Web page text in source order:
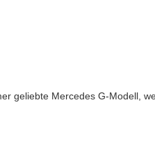
geliebte Mercedes G-Modell,